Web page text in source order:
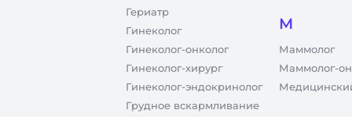
Гериатр
Гинеколог
Гинеколог-онколог
Гинеколог-хирург
Гинеколог-эндокринолог
Грудное вскармливание
М
Маммолог
Маммолог-